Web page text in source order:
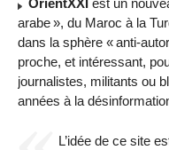
OrientXXI est un
arabe», du Maroc à la
dans la sphère «anti-
proche, et intéressant,
journalistes, militants ou
années à la
L’idée de ce site